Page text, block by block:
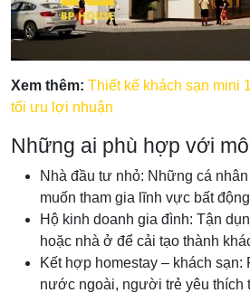
Xem thêm: Thiết kế khách sạn mini
tối ưu lợi nhuận
Những ai phù hợp với
Nhà đầu tư nhỏ: Những cá
muốn tham gia lĩnh vực bất
Hộ kinh doanh gia đình: Tận
hoặc nhà ở để cải tạo thành
Kết hợp homestay – khách
nước ngoài, người trẻ yêu thích